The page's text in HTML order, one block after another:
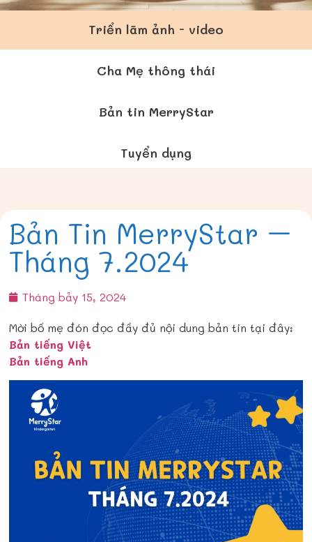
Triển lãm ảnh - video
Cha Mẹ thông thái
Bản tin MerryStar
Tuyển dụng
Bản Tin MerryStar –
Tháng 7.2024
Tháng bảy 15, 2024
Mời bố mẹ đón đọc đầy đủ nội dung bản tin tại đây:
Bản tiếng Việt
Bản tiếng Anh